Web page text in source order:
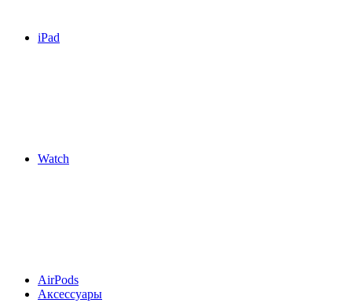
iPad
Watch
AirPods
Аксессуары